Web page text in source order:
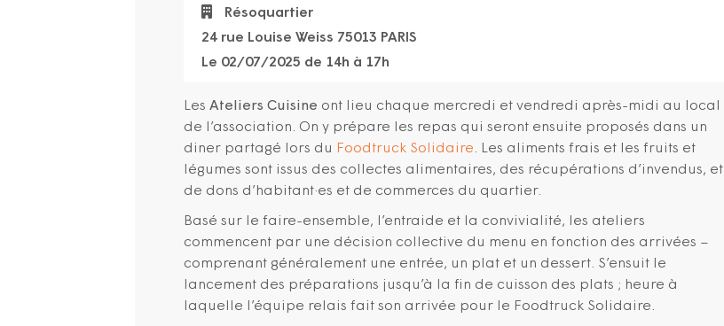
Résoquartier
24 rue Louise Weiss 75013 PARIS
Le 02/07/2025 de 14h à 17h
Les Ateliers Cuisine ont lieu chaque mercredi et vendredi après-midi au local
de l’association. On y prépare les repas qui seront ensuite proposés dans un
diner partagé lors du Foodtruck Solidaire. Les aliments frais et les fruits et
légumes sont issus des collectes alimentaires, des récupérations d’invendus, et
de dons d’habitant·es et de commerces du quartier.
Basé sur le faire-ensemble, l’entraide et la convivialité, les ateliers
commencent par une décision collective du menu en fonction des arrivées –
comprenant généralement une entrée, un plat et un dessert. S’ensuit le
lancement des préparations jusqu’à la fin de cuisson des plats ; heure à
laquelle l’équipe relais fait son arrivée pour le Foodtruck Solidaire.